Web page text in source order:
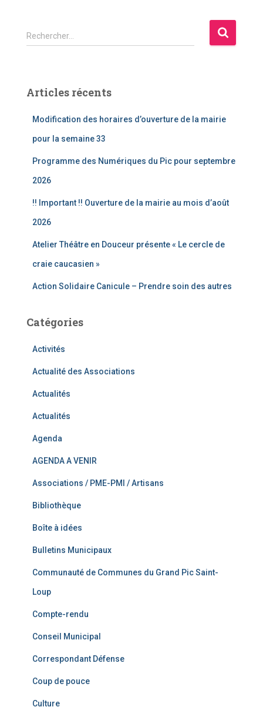
R
e
r
Rechercher…
Articles récents
Modification des horaires d’ouverture de la mairie
pour la semaine 33
Programme des Numériques du Pic pour septembre
2026
!! Important !! Ouverture de la mairie au mois d’août
2026
Atelier Théâtre en Douceur présente « Le cercle de
craie caucasien »
Action Solidaire Canicule – Prendre soin des autres
Catégories
Activités
Actualité des Associations
Actualités
Actualités
Agenda
AGENDA A VENIR
Associations / PME-PMI / Artisans
Bibliothèque
Boîte à idées
Bulletins Municipaux
Communauté de Communes du Grand Pic Saint-
Loup
Compte-rendu
Conseil Municipal
Correspondant Défense
Coup de pouce
Culture